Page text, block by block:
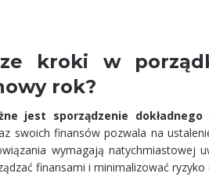
kroki w
rok?
jest sporządzenie
swoich finansów pozwala na
wymagają natychmiastowej
finansami i minimalizować ryzyko